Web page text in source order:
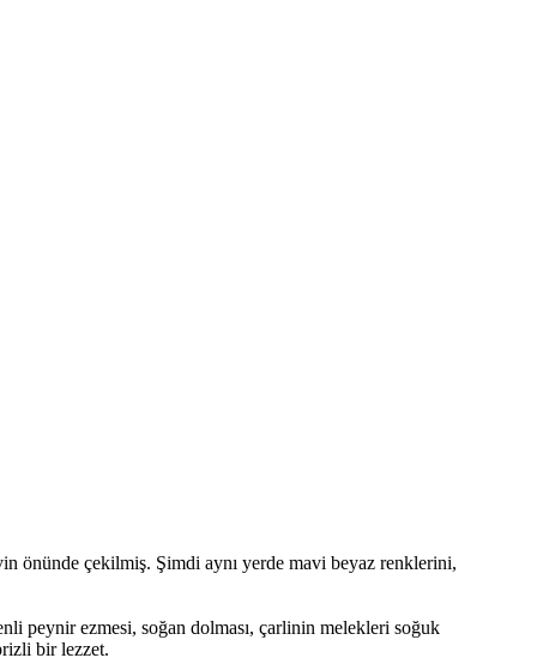
önünde çekilmiş. Şimdi aynı yerde mavi beyaz renklerini,
peynir ezmesi, soğan dolması, çarlinin melekleri soğuk
bir lezzet.